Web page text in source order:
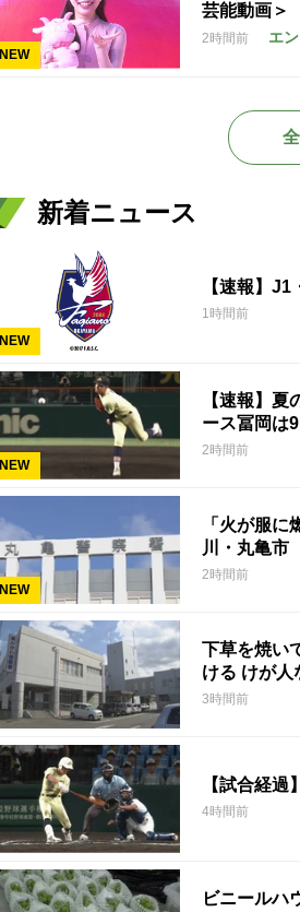
NEW
芸能動画＞
2時間前 エ
新着ニュース
NEW
【速報】
1時間前
NEW
【速報】
ース冨岡は
2時間前
NEW
「火が服
川・丸亀市
2時間前
下草を焼い
ける けが
3時間前
【試合経
4時間前
ビニールハ